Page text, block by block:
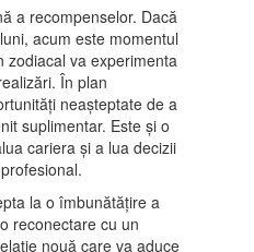
a recompenselor. Dacă
acum este momentul
zodiacal va experimenta
În plan
neașteptate de a
suplimentar. Este și o
cariera și a lua decizii
la o îmbunătățire a
reconectare cu un
nouă care va aduce